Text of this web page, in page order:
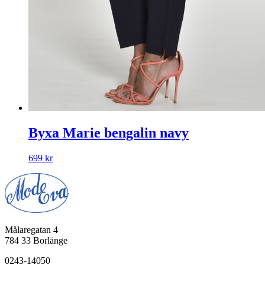
Byxa Marie bengalin navy
699 kr
Målaregatan 4
784 33 Borlänge
0243-14050